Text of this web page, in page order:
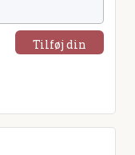
Tilføj din